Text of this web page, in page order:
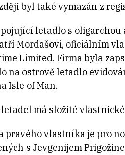
byl také vymazán z
letadlo s oligarchou
Mordašovi, oficiálním
Limited. Firma byla
na ostrově letadlo
Isle of Man.
má složité
pravého vlastníka je pro
s Jevgenijem